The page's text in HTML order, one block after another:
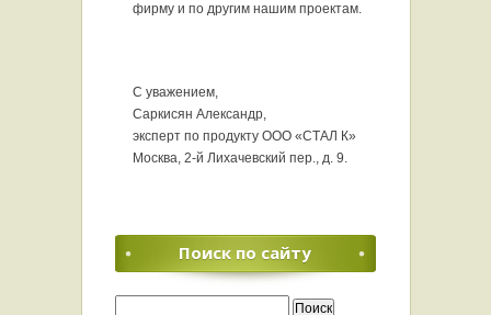
фирму и по другим нашим проектам.
С уважением,
Саркисян Александр,
эксперт по продукту ООО «СТАЛ К»
Москва, 2-й Лихачевский пер., д. 9.
Поиск по сайту